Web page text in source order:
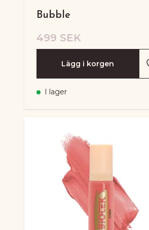
Bubble
499 SEK
Lägg i korgen
I lager